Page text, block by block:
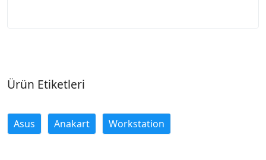
Ürün Etiketleri
Asus Anakart Workstation